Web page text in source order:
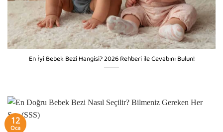
En İyi Bebek Bezi Hangisi? 2026 Rehberi ile Cevabını Bulun!
12
Oca